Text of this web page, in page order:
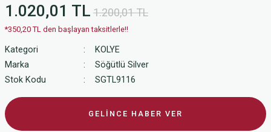
1.020,01 TL 1.200,01 TL
*350,20 TL den başlayan taksitlerle!!
Kategori
KOLYE
Marka
Söğütlü Silver
Stok Kodu
SGTL9116
GELİNCE HABER VER